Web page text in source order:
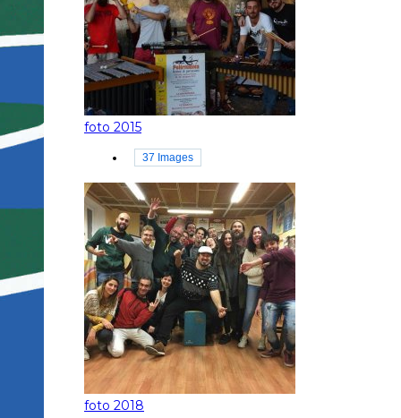
foto 2015
37 Images
foto 2018